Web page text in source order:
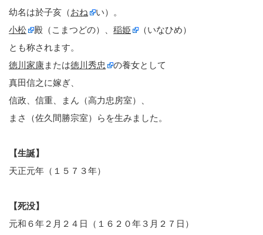
幼名は於子亥（おね
い）。
小松
殿（こまつどの）、 稲姫
（いなひめ）
とも称されます。
徳川家康または徳川秀忠
の養女として
真田信之に嫁ぎ、
信政、信重、まん（高力忠房室）、
まさ（佐久間勝宗室）らを生みました。
【生誕】
天正元年（１５７３年）
【死没】
元和６年２月２４日（１６２０年３月２７日）